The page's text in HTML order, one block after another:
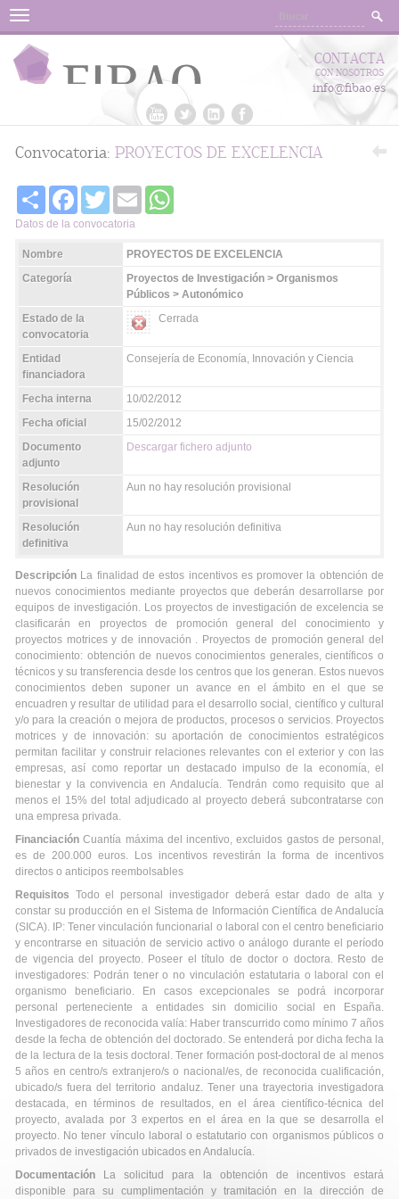
Menu
CONTACTA
CON NOSOTROS
info@fibao.es
Convocatoria: PROYECTOS DE EXCELENCIA
Share FacebookTwitter Email
Datos de la convocatoria
Nombre
PROYECTOS DE EXCELENCIA
Categoría
Proyectos de Investigación > Organismos
Públicos > Autonómico
Estado de la
convocatoria
Cerrada
Entidad
financiadora
Consejería de Economía, Innovación y Ciencia
Fecha interna
10/02/2012
Fecha oficial
15/02/2012
Documento
adjunto
Descargar fichero adjunto
Resolución
provisional
Aun no hay resolución provisional
Resolución
definitiva
Aun no hay resolución definitiva
Descripción La finalidad de estos incentivos es promover la obtención de
nuevos conocimientos mediante proyectos que deberán desarrollarse por
equipos de investigación. Los proyectos de investigación de excelencia se
clasificarán en proyectos de promoción general del conocimiento y
proyectos motrices y de innovación . Proyectos de promoción general del
conocimiento: obtención de nuevos conocimientos generales, científicos o
técnicos y su transferencia desde los centros que los generan. Estos nuevos
conocimientos deben suponer un avance en el ámbito en el que se
encuadren y resultar de utilidad para el desarrollo social, científico y cultural
y/o para la creación o mejora de productos, procesos o servicios. Proyectos
motrices y de innovación: su aportación de conocimientos estratégicos
permitan facilitar y construir relaciones relevantes con el exterior y con las
empresas, así como reportar un destacado impulso de la economía, el
bienestar y la convivencia en Andalucía. Tendrán como requisito que al
menos el 15% del total adjudicado al proyecto deberá subcontratarse con
una empresa privada.
Financiación Cuantía máxima del incentivo, excluidos gastos de personal,
es de 200.000 euros. Los incentivos revestirán la forma de incentivos
directos o anticipos reembolsables
Requisitos Todo el personal investigador deberá estar dado de alta y
constar su producción en el Sistema de Información Científica de Andalucía
(SICA). IP: Tener vinculación funcionarial o laboral con el centro beneficiario
y encontrarse en situación de servicio activo o análogo durante el período
de vigencia del proyecto. Poseer el título de doctor o doctora. Resto de
investigadores: Podrán tener o no vinculación estatutaria o laboral con el
organismo beneficiario. En casos excepcionales se podrá incorporar
personal perteneciente a entidades sin domicilio social en España.
Investigadores de reconocida valía: Haber transcurrido como mínimo 7 años
desde la fecha de obtención del doctorado. Se entenderá por dicha fecha la
de la lectura de la tesis doctoral. Tener formación post-doctoral de al menos
5 años en centro/s extranjero/s o nacional/es, de reconocida cualificación,
ubicado/s fuera del territorio andaluz. Tener una trayectoria investigadora
destacada, en términos de resultados, en el área científico-técnica del
proyecto, avalada por 3 expertos en el área en la que se desarrolla el
proyecto. No tener vínculo laboral o estatutario con organismos públicos o
privados de investigación ubicados en Andalucía.
Documentación La solicitud para la obtención de incentivos estará
disponible para su cumplimentación y tramitación en la dirección de